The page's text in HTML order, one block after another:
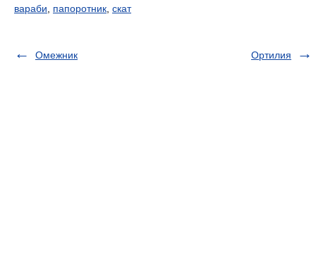
вараби
папоротник скат
Омежник Ортилия